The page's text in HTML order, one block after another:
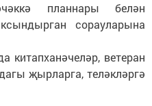
планнары белән
сорауларына
ветеран
җырларга, теләкләргә